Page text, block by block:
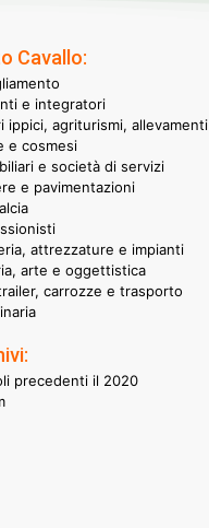
Cavallo:
e integratori
ippici, agriturismi, allevamenti
e cosmesi
e società di servizi
e pavimentazioni
attrezzature e impianti
arte e oggettistica
carrozze e trasporto
precedenti il 2020